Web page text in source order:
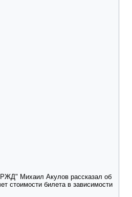
Михаил Акулов рассказал об
стоимости билета в зависимости